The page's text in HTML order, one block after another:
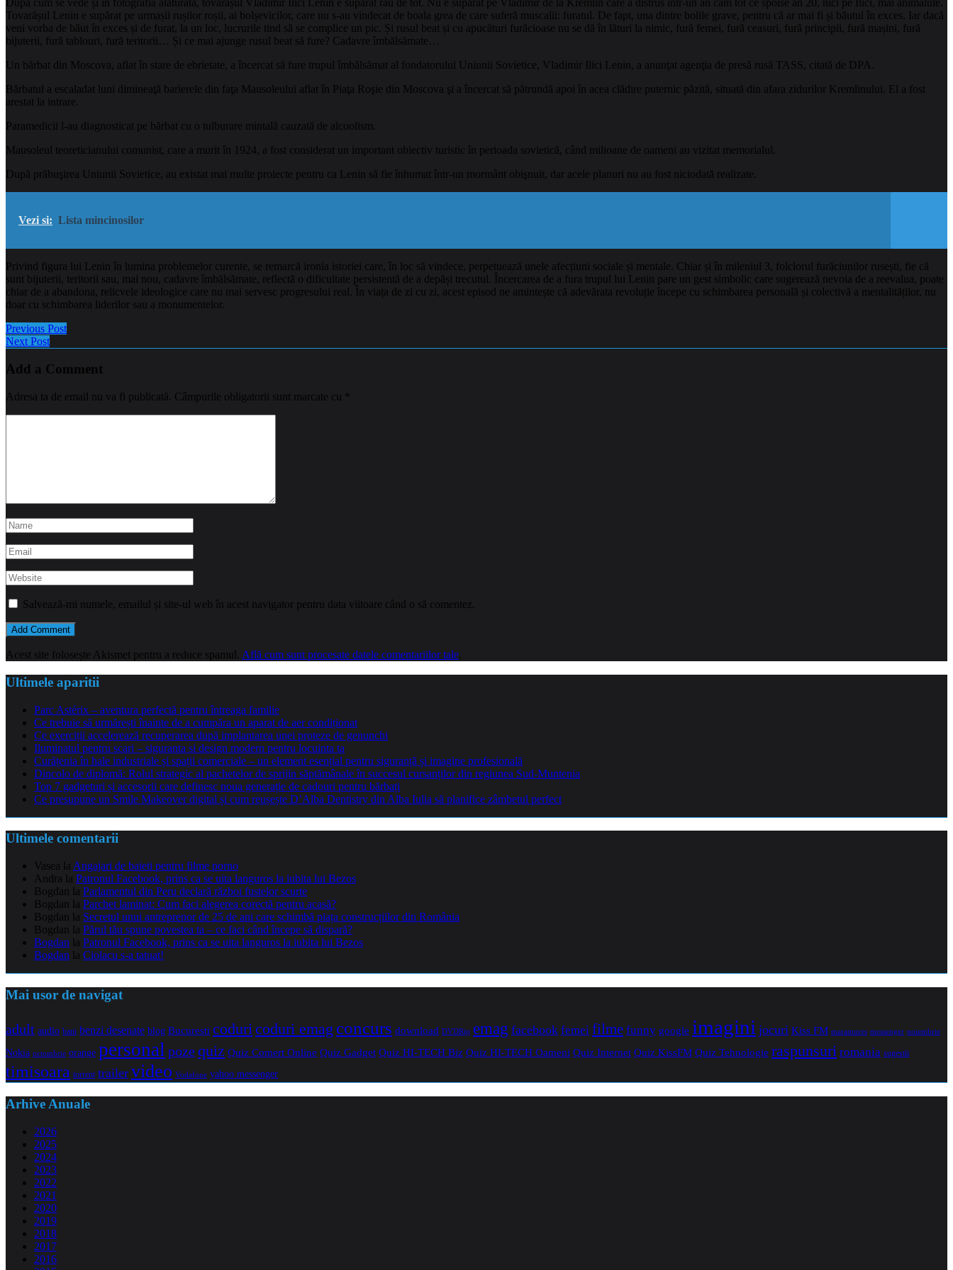
Tovarășul Lenin e supărat pe urmașii rușilor roșii, ai bolșevicilor, care nu s-au vindecat de boala grea de care suferă muscalii: furatul. De fapt, una dintre bolile grave, pentru că ar mai fi și băutul în exces. Iar dacă
veni vorba de băut în exces și de furat, la un loc, lucrurile tind să se complice un pic. Și rusul beat și cu apucături furăcioase nu se dă în lături la nimic, fură femei, fură ceasuri, fură principii, fură mașini, fură
bijuterii, fură tablouri, fură teritorii… Și ce mai ajunge rusul beat să fure? Cadavre îmbălsămate…
Un bărbat din Moscova, aflat în stare de ebrietate, a încercat să fure trupul îmbălsămat al fondatorului Uniunii Sovietice, Vladimir Ilici Lenin, a anunţat agenţia de presă rusă TASS, citată de DPA.
Bărbatul a escaladat luni dimineaţă barierele din faţa Mausoleului aflat în Piaţa Roşie din Moscova şi a încercat să pătrundă apoi în acea clădire puternic păzită, situată din afara zidurilor Kremlinului. El a fost
arestat la intrare.
Paramedicii l-au diagnosticat pe bărbat cu o tulburare mintală cauzată de alcoolism.
Mausoleul teoreticianului comunist, care a murit în 1924, a fost considerat un important obiectiv turistic în perioada sovietică, când milioane de oameni au vizitat memorialul.
După prăbuşirea Uniunii Sovietice, au existat mai multe proiecte pentru ca Lenin să fie înhumat într-un mormânt obişnuit, dar acele planuri nu au fost niciodată realizate.
Vezi si: Lista mincinosilor
Privind figura lui Lenin în lumina problemelor curente, se remarcă ironia istoriei care, în loc să vindece, perpetuează unele afecțiuni sociale și mentale. Chiar și în mileniul 3, folclorul furăciunilor rusești, fie că
sunt bijuterii, teritorii sau, mai nou, cadavre îmbălsămate, reflectă o dificultate persistentă de a depăși trecutul. Încercarea de a fura trupul lui Lenin pare un gest simbolic care sugerează nevoia de a reevalua, poate
chiar de a abandona, relicvele ideologice care nu mai servesc progresului real. În viața de zi cu zi, acest episod ne amintește că adevărata revoluție începe cu schimbarea personală și colectivă a mentalităților, nu
doar cu schimbarea liderilor sau a monumentelor.
Previous Post
Next Post
Add a Comment
Adresa ta de email nu va fi publicată. Câmpurile obligatorii sunt marcate cu
Salvează-mi numele, emailul și site-ul web în acest navigator pentru data viitoare când o să comentez.
Acest site folosește Akismet pentru a reduce spamul. Află cum sunt procesate datele comentariilor tale
Ultimele aparitii
Parc Astérix – aventura perfectă pentru întreaga familie
Ce trebuie să urmărești înainte de a cumpăra un aparat de aer condiționat
Ce exerciții accelerează recuperarea după implantarea unei proteze de genunchi
Iluminatul pentru scari – siguranta si design modern pentru locuinta ta
Curățenia în hale industriale și spații comerciale – un element esențial pentru siguranță și imagine profesională
Dincolo de diplomă: Rolul strategic al pachetelor de sprijin săptămânale în succesul cursanților din regiunea Sud-Muntenia
Top 7 gadgeturi și accesorii care definesc noua generație de cadouri pentru bărbați
Ce presupune un Smile Makeover digital și cum reușește D’Alba Dentistry din Alba Iulia să planifice zâmbetul perfect
Ultimele comentarii
Vasea la Angajari de baieti pentru filme porno
Andra la Patronul Facebook, prins ca se uita languros la iubita lui Bezos
Bogdan la Parlamentul din Peru declară război fustelor scurte
Bogdan la Parchet laminat: Cum faci alegerea corectă pentru acasă?
Bogdan la Secretul unui antreprenor de 25 de ani care schimbă piața construcțiilor din România
Bogdan la Părul tău spune povestea ta – ce faci când începe să dispară?
Bogdan la Patronul Facebook, prins ca se uita languros la iubita lui Bezos
Bogdan la Ciolacu s-a tatuat!
Mai usor de navigat
adult audio bani benzi desenate blog Bucuresti coduricoduri emag concurs download DVDRip emag facebook femei filme funny google imagini jocuri Kiss FM maramures messenger noiembrie
Nokia octombrie orange personal pozequiz Quiz Comert Online Quiz Gadget Quiz HI-TECH Biz Quiz HI-TECH Oameni Quiz Internet Quiz KissFM Quiz Tehnologie raspunsuri romania sugestii
timisoara torrent trailer video Vodafone yahoo messenger
Arhive Anuale
2026
2025
2024
2023
2022
2021
2020
2019
2018
2017
2016